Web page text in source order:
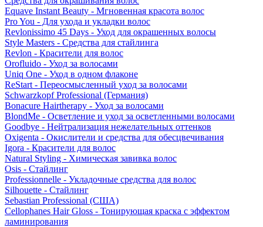
Equave Instant Beauty - Мгновенная красота волос
Pro You - Для ухода и укладки волос
Revlonissimo 45 Days - Уход для окрашенных волосы
Style Masters - Средства для стайлинга
Revlon - Красители для волос
Orofluido - Уход за волосами
Uniq One - Уход в одном флаконе
ReStart - Переосмысленный уход за волосами
Schwarzkopf Professional (Германия)
Bonacure Hairtherapy - Уход за волосами
BlondMe - Осветление и уход за осветленными волосами
Goodbye - Нейтрализация нежелательных оттенков
Oxigenta - Окислители и средства для обесцвечивания
Igora - Красители для волос
Natural Styling - Химическая завивка волос
Osis - Стайлинг
Professionnelle - Укладочные средства для волос
Silhouette - Стайлинг
Sebastian Professional (США)
Cellophanes Hair Gloss - Тонирующая краска с эффектом
ламинирования